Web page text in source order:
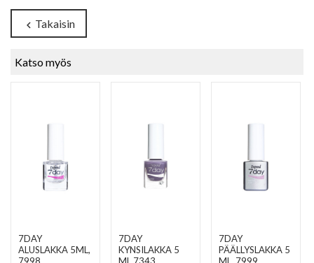
chevron_left Takaisin
Katso myös
7DAY
ALUSLAKKA 5ML,
7DAY
KYNSILAKKA 5
7DAY
PÄÄLLYSLAKKA 5